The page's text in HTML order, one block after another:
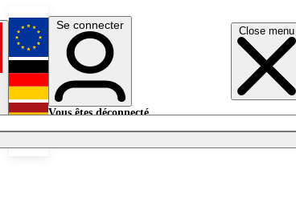
Close menu
English
Deutsch
Se connecter
Vous êtes déconnecté.